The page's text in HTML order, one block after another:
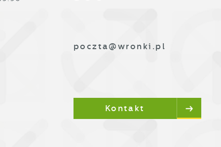
poczta@wronki.pl
Kontakt